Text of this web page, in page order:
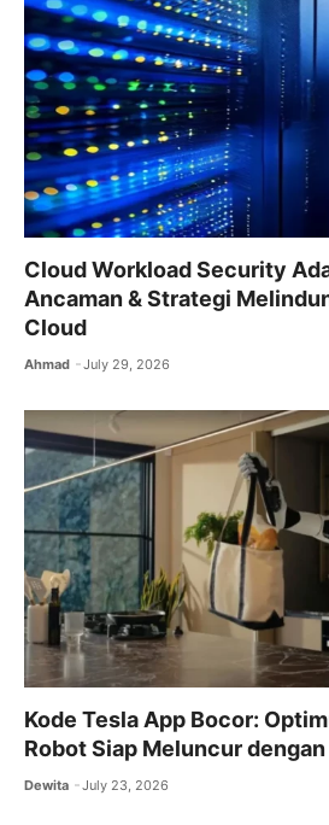
Cloud Workload Security
Ancaman & Strategi
Cloud
Ahmad July 29, 2026
Kode Tesla App Bocor:
Robot Siap Meluncur
Dewita July 23, 2026